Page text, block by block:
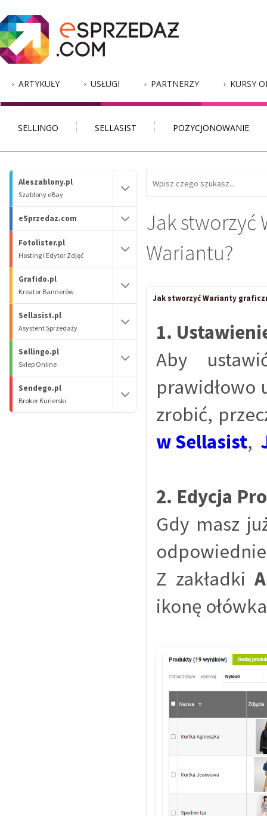
ARTYKUŁY USŁUGI PARTNERZY KURSY
SELLINGO SELLASIST POZYCJONOWANIE
Aleszablony.pl
Szablony eBay
eSprzedaz.com
Fotolister.pl
Hosting i Edytor Zdjęć
Grafido.pl
Kreator Bannerów
Sellasist.pl
Asystent Sprzedaży
Sellingo.pl
Sklep Online
Sendego.pl
Broker Kurierski
Jak stworzyć
Wariantu?
Jak stworzyć Warianty
1.
Aby
prawidłowo
zrobić,
w Sellasist,
2. Edycja
Gdy masz
Z zakładki
ikonę